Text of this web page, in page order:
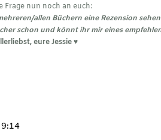
Frage nun noch an euch:
allen Büchern eine Rezension
schon und könnt ihr mir eines
eure Jessie ♥︎